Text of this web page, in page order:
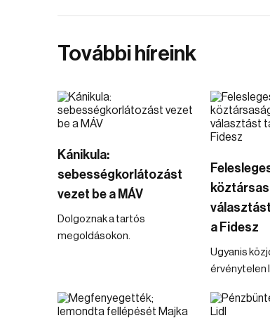
További híreink
Kánikula:
sebességkorlátozást
vezet be a MÁV
Dolgoznak a tartós
megoldásokon.
a Fidesz
Ugyanis
érvénytelen